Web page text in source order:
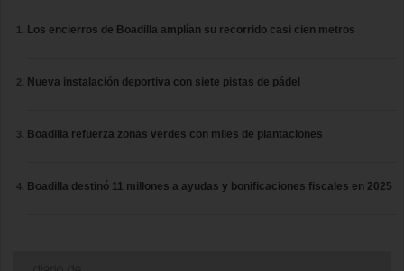
Los encierros de Boadilla amplían su recorrido casi cien metros
Nueva instalación deportiva con siete pistas de pádel
Boadilla refuerza zonas verdes con miles de plantaciones
Boadilla destinó 11 millones a ayudas y bonificaciones fiscales en 2025